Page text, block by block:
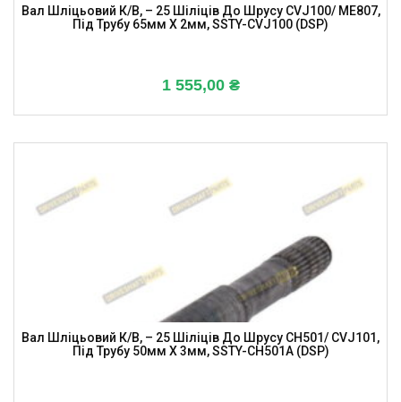
Вал Шліцьовий К/в, – 25 Шіліців До Шрусу CVJ100/ ME807,
Під Трубу 65мм X 2мм, SSTY-CVJ100 (DSP)
1 555,00 ₴
Вал Шліцьовий К/в, – 25 Шіліців До Шрусу CH501/ CVJ101,
Під Трубу 50мм X 3мм, SSTY-CH501A (DSP)